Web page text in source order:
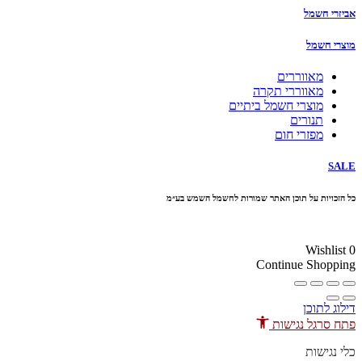
אביזרי חשמל
מוצרי חשמל
מאווררים
מאווררי תקרה
מוצרי חשמל ביתיים
תנורים
מפזרי חום
SALE
כל הזכויות על תוכן האתר שמורות לחשמל השמש בע״מ
Wishlist 0
Continue Shopping
דילוג לתוכן
פתח סרגל נגישות
כלי נגישות